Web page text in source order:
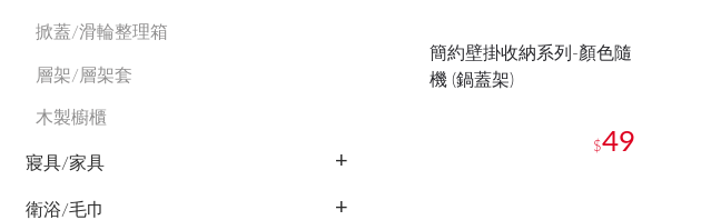
掀蓋/滑輪整理箱
層架/層架套
木製櫥櫃
寢具/家具
衛浴/毛巾
簡約壁掛收納系列-顏色隨
機 (鍋蓋架)
$49